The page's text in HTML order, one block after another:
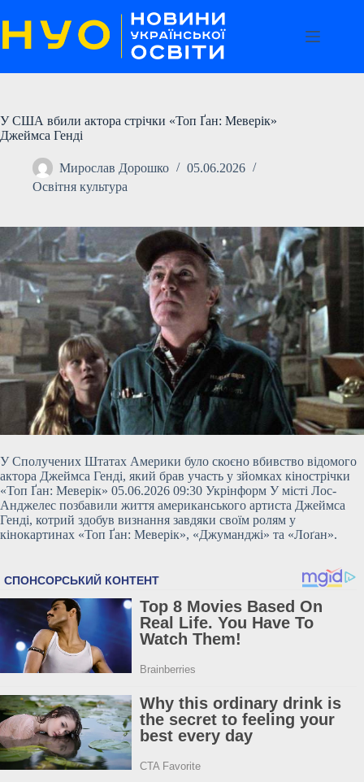
до
вмісту
У США вбили актора стрічки «Топ Ґан: Меверік»
Джеймса Генді
Мирослав Дорошко
05.06.2026
Освітня культура
У Сполучених Штатах Америки було скоєно вбивство відомого
актора Джеймса Генді, який брав участь у зйомках кінострічки
«Топ Ґан: Меверік» 05.06.2026 09:30 Укрінформ У місті Лос-
Анджелес позбавили життя американського артиста Джеймса
Генді, котрий здобув визнання завдяки своїм ролям у
кінокартинах «Топ Ґан: Меверік», «Джуманджі» та «Лоґан».